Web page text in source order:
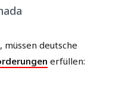
müssen deutsche
erfüllen: